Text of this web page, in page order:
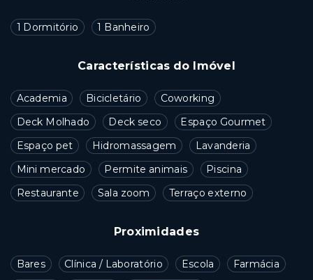
1 Dormitório 1 Banheiro
Características do Imóvel
Academia Bicicletário
Coworking
Deck Molhado
Deck seco
Espaço Gourmet
Espaço pet
Hidromassagem
Lavanderia
Mini mercado
Permite animais
Piscina
Restaurante
Sala zoom Terraço externo
Proximidades
Bares Clínica / Laboratório Escola
Farmácia